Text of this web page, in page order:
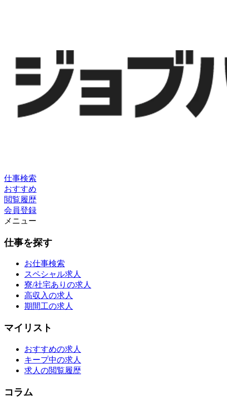
仕事検索
おすすめ
閲覧履歴
会員登録
メニュー
仕事を探す
お仕事検索
スペシャル求人
寮/社宅ありの求人
高収入の求人
期間工の求人
マイリスト
おすすめの求人
キープ中の求人
求人の閲覧履歴
コラム